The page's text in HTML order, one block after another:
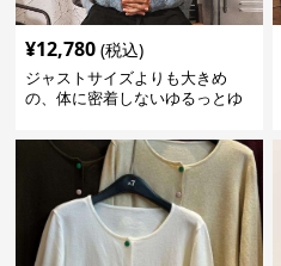
¥12,780 (税込)
ジャストサイズよりも大きめ
の、体に密着しないゆるっとゆ
ゆったりドット柄モヘアカーデ
ィガン